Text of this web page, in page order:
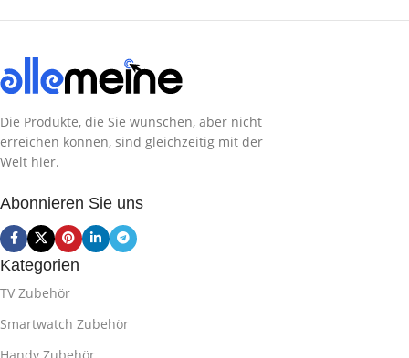
Die Produkte, die Sie wünschen, aber nicht
erreichen können, sind gleichzeitig mit der
Welt hier.
Abonnieren Sie uns
Kategorien
TV Zubehör
Smartwatch Zubehör
Handy Zubehör